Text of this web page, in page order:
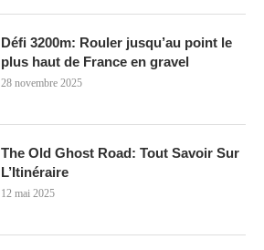
Défi 3200m: Rouler jusqu’au point le
plus haut de France en gravel
28 novembre 2025
The Old Ghost Road: Tout Savoir Sur
L’Itinéraire
12 mai 2025